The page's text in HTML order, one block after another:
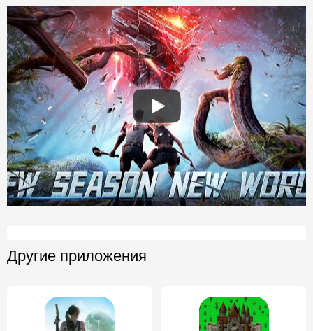
Другие приложения